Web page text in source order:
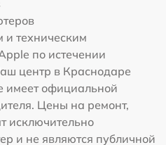
техническим
по истечении
центр в Краснодаре
имеет официальной
Цены на ремонт,
исключительно
и не являются публичной